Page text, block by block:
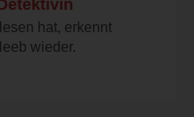
hat, erkennt
wieder.